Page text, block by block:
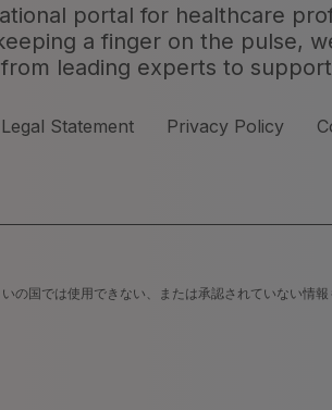
portal for healthcare
a finger on the pulse,
leading experts to
Legal Statement Privacy Policy
の国では使用できない、または承認されていない